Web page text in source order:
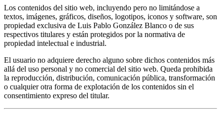
Los contenidos del sitio web, incluyendo pero no limitándose a
textos, imágenes, gráficos, diseños, logotipos, iconos y software, son
propiedad exclusiva de Luis Pablo González Blanco o de sus
respectivos titulares y están protegidos por la normativa de
propiedad intelectual e industrial.
El usuario no adquiere derecho alguno sobre dichos contenidos más
allá del uso personal y no comercial del sitio web. Queda prohibida
la reproducción, distribución, comunicación pública, transformación
o cualquier otra forma de explotación de los contenidos sin el
consentimiento expreso del titular.